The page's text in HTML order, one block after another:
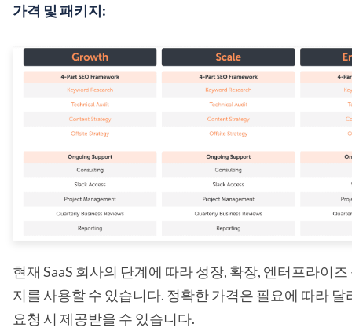
가격 및 패키지:
현재 SaaS 회사의 단계에 따라 성장, 확장, 엔터프라이
지를 사용할 수 있습니다. 정확한 가격은 필요에 따라 달
요청 시 제공받을 수 있습니다.